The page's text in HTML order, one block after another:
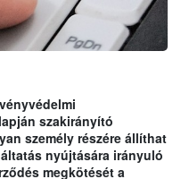
szakirányító
személy részére állíthat
nyújtására irányuló
megkötését a